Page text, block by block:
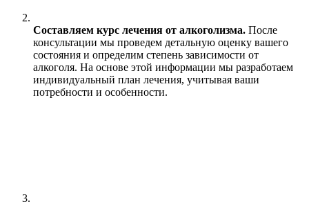
Составляем курс лечения от алкоголизма. После
консультации мы проведем детальную оценку вашего
состояния и определим степень зависимости от
алкоголя. На основе этой информации мы разработаем
индивидуальный план лечения, учитывая ваши
потребности и особенности.